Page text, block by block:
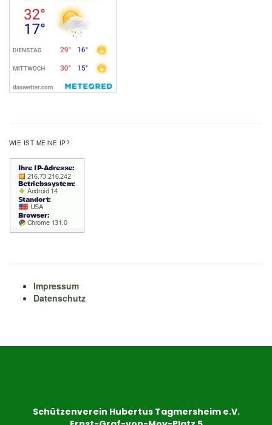
WIE IST MEINE IP?
Impressum
Datenschutz
Schützenverein Hubertus Tagmersheim e.V.